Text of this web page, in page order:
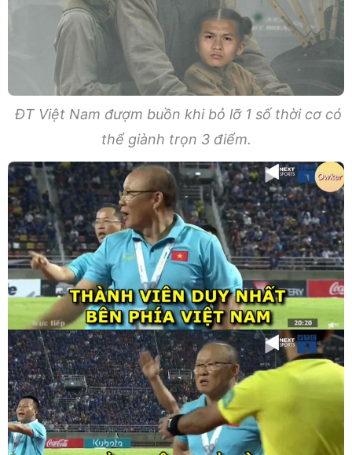
ĐT Việt Nam đượm buồn khi bỏ lỡ 1 số thời cơ có
thể giành trọn 3 điểm.